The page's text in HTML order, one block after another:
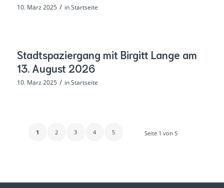
10. März 2025 / inStartseite
Stadtspaziergang mit Birgitt Lange am
13. August 2026
10. März 2025 / inStartseite
Seite 1 von 5
1 2 3 4 5